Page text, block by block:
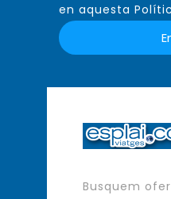
en aquesta
Busquem